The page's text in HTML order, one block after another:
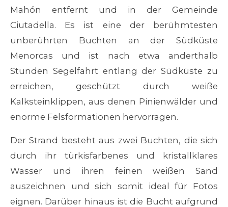
Mahón entfernt und in der Gemeinde
Ciutadella. Es ist eine der berühmtesten
unberührten Buchten an der Südküste
Menorcas und ist nach etwa anderthalb
Stunden Segelfahrt entlang der Südküste zu
erreichen, geschützt durch weiße
Kalksteinklippen, aus denen Pinienwälder und
enorme Felsformationen hervorragen.
Der Strand besteht aus zwei Buchten, die sich
durch ihr türkisfarbenes und kristallklares
Wasser und ihren feinen weißen Sand
auszeichnen und sich somit ideal für Fotos
eignen. Darüber hinaus ist die Bucht aufgrund